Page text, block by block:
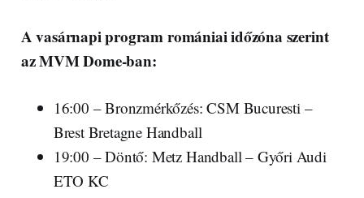
A vasárnapi program romániai időzóna szerint
az MVM Dome-ban:
16:00 – Bronzmérkőzés: CSM Bucuresti –
Brest Bretagne Handball
19:00 – Döntő: Metz Handball – Győri Audi
ETO KC